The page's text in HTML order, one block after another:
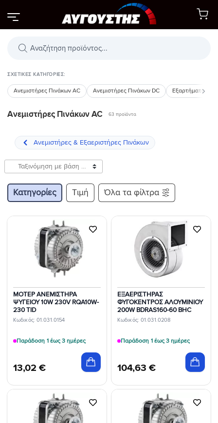
στο
περιεχόμενο
Αναζήτηση
ΣΧΕΤΙΚΈΣ ΚΑΤΗΓΟΡΊΕΣ:
Ανεμιστήρες Πινάκων AC Ανεμιστήρες Πινάκων DC Εξαρτήματα
Ανεμιστήρες Πινάκων AC 63 προϊόντα
Κατηγορίες Τιμή Όλα τα φίλτρα
Προσθήκη
στη Λίστα
Επιθυμιών
Κωδικός: 01.031.0154
ΜΟΤΕΡ ΑΝΕΜΙΣΤΗΡΑ
ΨΥΓΕΙΟΥ 10W 230V RQA10W-
230 TID
13,02 €
Παράδοση 1 έως 3 ημέρες
στη Λίστα
Κωδικός: 01.031.0208
ΕΞΑΕΡΙΣΤΗΡΑΣ
ΦΥΓΟΚΕΝΤΡΟΣ ΑΛΟΥΜΙΝΙΟΥ
200W BDRAS160-60 BHC
104,63 €
Παράδοση 1 έως 3 ημέρες
Προσθήκη
στη Λίστα
Προσθήκη
στη Λίστα